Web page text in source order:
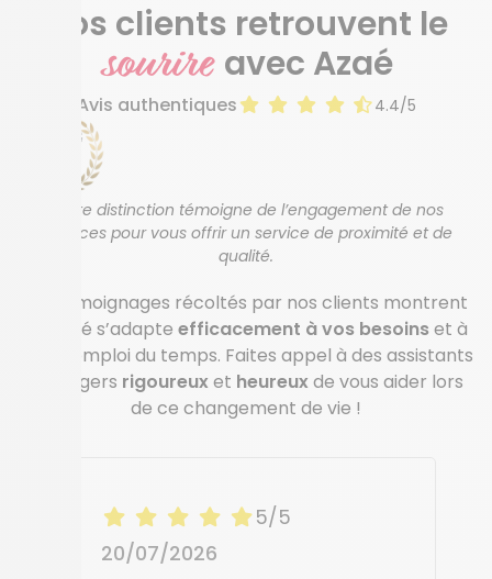
Nos clients retrouvent le
sourire avec Azaé
Avis authentiques 4.4/5
Cette distinction témoigne de l’engagement de nos
agences pour vous offrir un service de proximité et de
qualité.
Les témoignages récoltés par nos clients montrent
qu’Azaé s’adapte efficacement à vos besoinset à
votre emploi du temps. Faites appel à des assistants
ménagers rigoureux et heureux de vous aider lors
de ce changement de vie !
5/5
20/07/2026